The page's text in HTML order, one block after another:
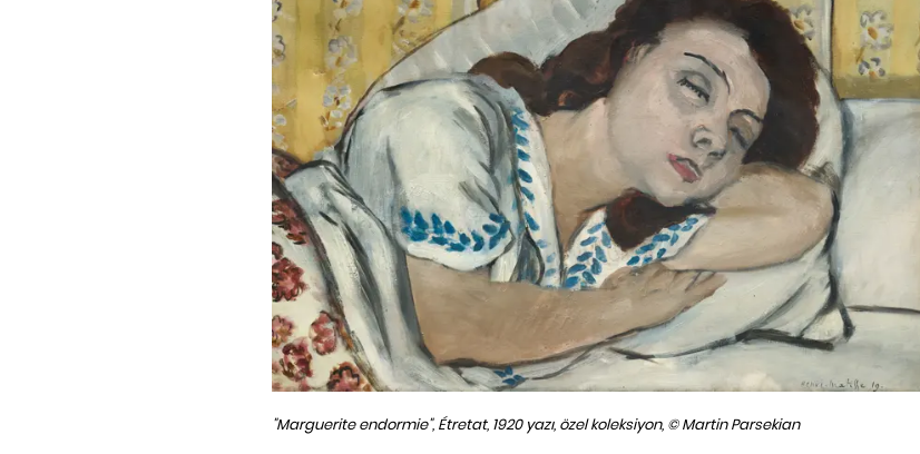
"Marguerite endormie", Étretat, 1920 yazı, özel koleksiyon, © Martin Parsekian